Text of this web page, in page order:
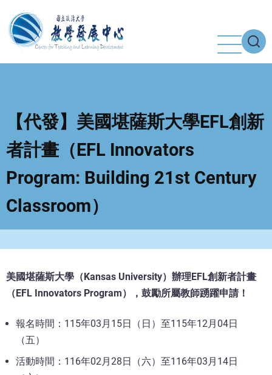
至
主
【代發】美國堪薩斯大學EFL創新
者計畫（EFL Innovators
Program: Building 21st Century
Classroom）
美國堪薩斯大學（Kansas University）辦理EFL創新者計畫
（EFL Innovators Program），鼓勵所屬教師踴躍申請！
報名時間：115年03月15日（日）至115年12月04日
（五）
活動時間：116年02月28日（六）至116年03月14日